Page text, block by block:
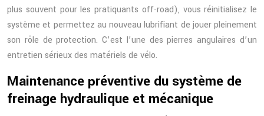
plus souvent pour les pratiquants off-road), vous réinitialisez le
système et permettez au nouveau lubrifiant de jouer pleinement
son rôle de protection. C’est l’une des pierres angulaires d’un
entretien sérieux des matériels de vélo.
Maintenance préventive du système de
freinage hydraulique et mécanique